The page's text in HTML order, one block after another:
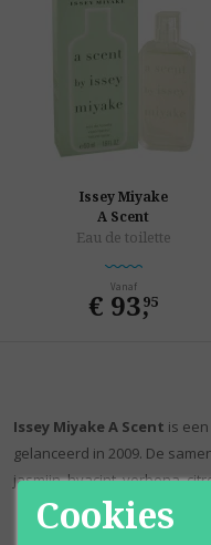
Issey Miyake
A Scent
Eau de toilette
Vanaf
€ 93,
95
Issey Miyake A Scent is
gelanceerd in 2009. De
jasmijn, hyacint, verbena,
Cookies